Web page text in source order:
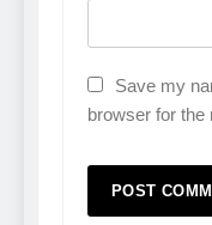
Save my
browser for the